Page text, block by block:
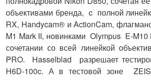
объективами бренда, c полной
RX, Handycam® и ActionCam,
M1 Mark II, новинками Olympus E-M10
сочетании со всей линейкой
PRO. Hasselblad разрешает
H6D-100c. А в тестовой зоне